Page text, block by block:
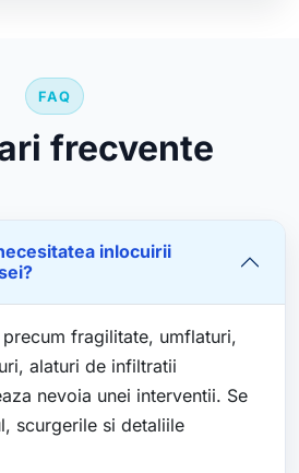
FAQ
frecvente
inlocuirii
fragilitate, umflaturi,
alaturi de infiltratii
nevoia unei interventii. Se
scurgerile si detaliile